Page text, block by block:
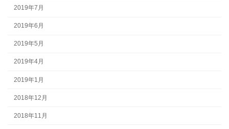
2019年7月
2019年6月
2019年5月
2019年4月
2019年1月
2018年12月
2018年11月